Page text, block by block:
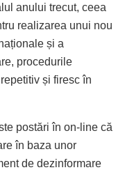
anului trecut, ceea
realizarea unui nou
și a
procedurile
și firesc în
postări în on-line că
în baza unor
de dezinformare